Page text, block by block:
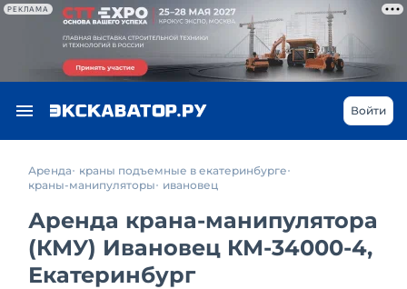
РЕКЛАМА
Войти
Аренда
краны подъемные в екатеринбурге
краны-манипуляторы
ивановец
Аренда крана-манипулятора
(КМУ) Ивановец КМ-34000-4,
Екатеринбург